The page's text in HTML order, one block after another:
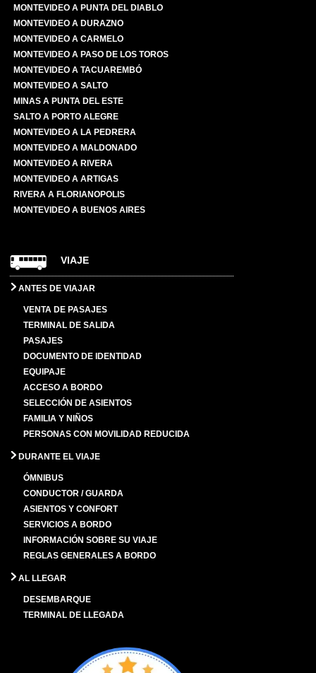
MONTEVIDEO A PUNTA DEL DIABLO
MONTEVIDEO A DURAZNO
MONTEVIDEO A CARMELO
MONTEVIDEO A PASO DE LOS TOROS
MONTEVIDEO A TACUAREMBÓ
MONTEVIDEO A SALTO
MINAS A PUNTA DEL ESTE
SALTO A PORTO ALEGRE
MONTEVIDEO A LA PEDRERA
MONTEVIDEO A MALDONADO
MONTEVIDEO A RIVERA
MONTEVIDEO A ARTIGAS
RIVERA A FLORIANOPOLIS
MONTEVIDEO A BUENOS AIRES
VIAJE
ANTES DE VIAJAR
VENTA DE PASAJES
TERMINAL DE SALIDA
PASAJES
DOCUMENTO DE IDENTIDAD
EQUIPAJE
ACCESO A BORDO
SELECCIÓN DE ASIENTOS
FAMILIA Y NIÑOS
PERSONAS CON MOVILIDAD REDUCIDA
DURANTE EL VIAJE
ÓMNIBUS
CONDUCTOR / GUARDA
ASIENTOS Y CONFORT
SERVICIOS A BORDO
INFORMACIÓN SOBRE SU VIAJE
REGLAS GENERALES A BORDO
AL LLEGAR
DESEMBARQUE
TERMINAL DE LLEGADA